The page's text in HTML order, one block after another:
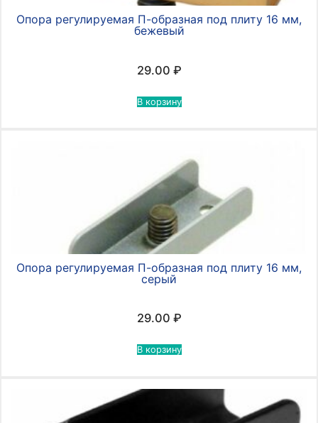
Опора регулируемая П-образная под плиту 16 мм,
бежевый
29.00 ₽
В корзину
Опора регулируемая П-образная под плиту 16 мм,
серый
29.00 ₽
В корзину